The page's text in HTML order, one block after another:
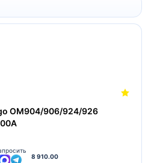
OM904/906/924/926
8 910.00